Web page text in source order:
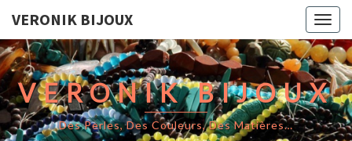
VERONIK BIJOUX
VERONIK BIJOUX
Des Perles, Des Couleurs, Des Matières…